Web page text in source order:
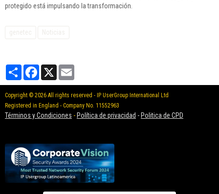
protegido está impulsando la transformación.
genetec Noticias
PartagerFacebook
X
Copyright © 2026 All rights reserved - IP UserGroup International Ltd
Registered in England - Company No. 11552963
Términos y Condiciones - Política de privacidad - Politica de CPD